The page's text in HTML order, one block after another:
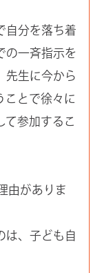
自分を落ち着
の一斉指示を
先生に今から
ことで徐々に
て参加するこ
由がありま
は、子ども自